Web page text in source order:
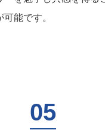
能です。